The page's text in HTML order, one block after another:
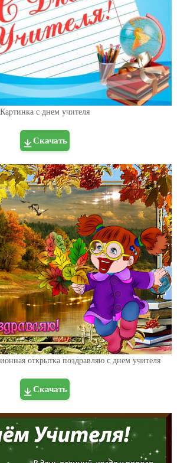
Картинка с днем учителя
Скачать
открытка поздравляю с днем учителя
Скачать